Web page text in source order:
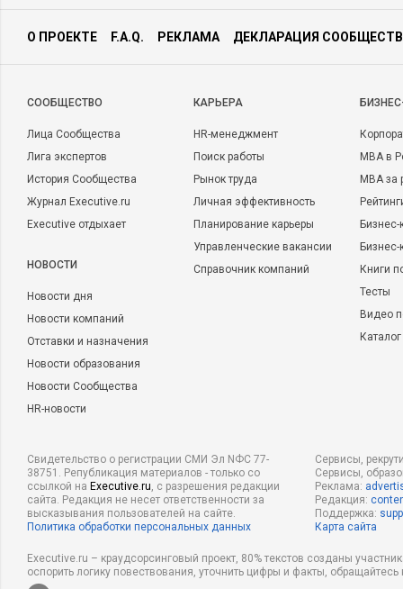
О ПРОЕКТЕ F.A.Q. РЕКЛАМА ДЕКЛАРАЦИЯ
CООБЩЕСТВО
Лица Сообщества
Лига экспертов
История Сообщества
Журнал Executive.ru
Executive отдыхает
НОВОСТИ
Новости дня
Новости компаний
Отставки и назначения
Новости образования
Новости Сообщества
HR-новости
КАРЬЕРА
HR-менеджмент
Поиск работы
Рынок труда
Личная эффективность
Планирование карьеры
Управленческие вакансии
Справочник компаний
MBA в
MBA
Бизнес-
Книги
Тесты
Видео
Свидетельство о регистрации СМИ Эл NФС 77-
38751. Републикация материалов - только со
ссылкой на Executive.ru, с разрешения редакции
сайта. Редакция не несет ответственности за
высказывания пользователей на сайте.
Политика обработки персональных данных
Сервисы,
Сервисы,
Реклама:
Редакция:
Поддержка:
Карта сайта
Executive.ru – краудсорсинговый проект, 80% текстов созданы
оспорить логику повествования, уточнить цифры и факты,